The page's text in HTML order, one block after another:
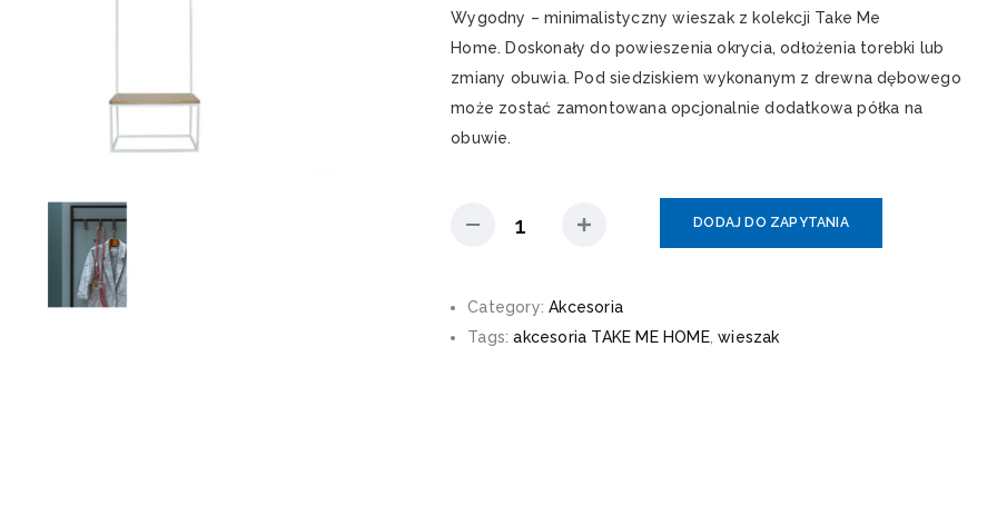
Wygodny – minimalistyczny wieszak z kolekcji Take Me
Home. Doskonały do powieszenia okrycia, odłożenia torebki lub
zmiany obuwia. Pod siedziskiem wykonanym z drewna dębowego
może zostać zamontowana opcjonalnie dodatkowa półka na
obuwie.
DODAJ DO ZAPYTANIA
Category:Akcesoria
Tags:akcesoria TAKE ME HOME,wieszak